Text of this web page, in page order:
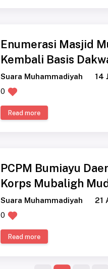
Enumerasi Masjid
Kembali Basis
Suara Muhammadiyah
14
0
Read more
PCPM Bumiayu
Korps Mubaligh
Suara Muhammadiyah
21
0
Read more